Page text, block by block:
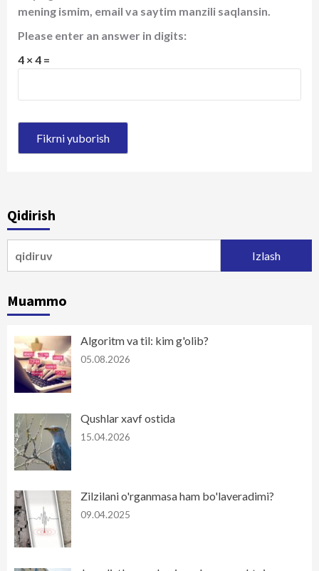
mening ismim, email va saytim manzili saqlansin.
Please enter an answer in digits:
4 × 4 =
Qidirish
Muammo
Algoritm va til: kim g'olib?
05.08.2026
Qushlar xavf ostida
15.04.2026
Zilzilani o'rganmasa ham bo'laveradimi?
09.04.2025